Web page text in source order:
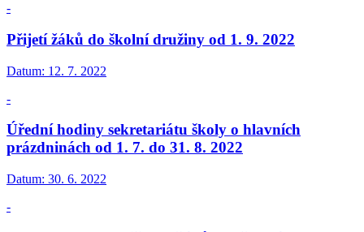
-
Přijetí žáků do školní družiny od 1. 9. 2022
Datum: 12. 7. 2022
-
Úřední hodiny sekretariátu školy o hlavních
prázdninách od 1. 7. do 31. 8. 2022
Datum: 30. 6. 2022
-